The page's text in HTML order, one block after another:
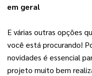
em geral
E várias outras opções
você está procurando!
novidades é essencial
projeto muito bem